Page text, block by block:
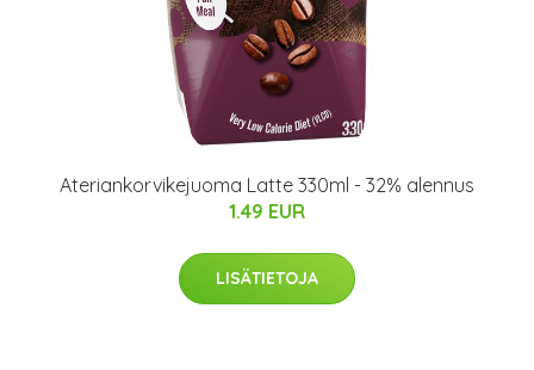
Ateriankorvikejuoma Latte 330ml - 32% alennus
1.49 EUR
LISÄTIETOJA